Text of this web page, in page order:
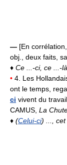
— [En
obj., deux faits,
♦ Ce ...-ci, ce ...-là
• 4. Les
ont le temps,
ci vivent du
CAMUS, La
♦ (Celui-ci) ..., cet